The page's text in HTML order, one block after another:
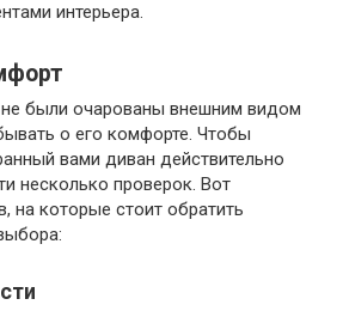
интерьера.
были очарованы внешним видом
о его комфорте. Чтобы
вами диван действительно
несколько проверок. Вот
на которые стоит обратить